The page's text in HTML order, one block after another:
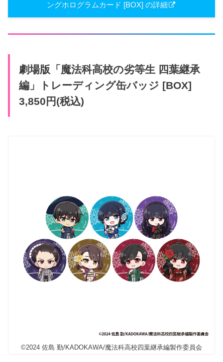
ングホログラムカード [BOX] の詳細
劇場版「魔法科高校の劣等生 四葉継承
編」トレーディング缶バッジ [BOX]
3,850円(税込)
©2024 佐島 勤/KADOKAWA/魔法科高校四葉継承編製作委員会